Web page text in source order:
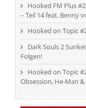
Hooked FM Plus
– Teil 14 feat. Benny
Hooked on Topic
Dark Souls 2
Folgen!
Hooked on Topic
Obsession, He-Man